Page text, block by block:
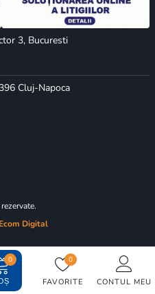
CONTUL MEU
FAVORITE
0
0
3, Bucuresti
Cluj-Napoca
Ecom Digital